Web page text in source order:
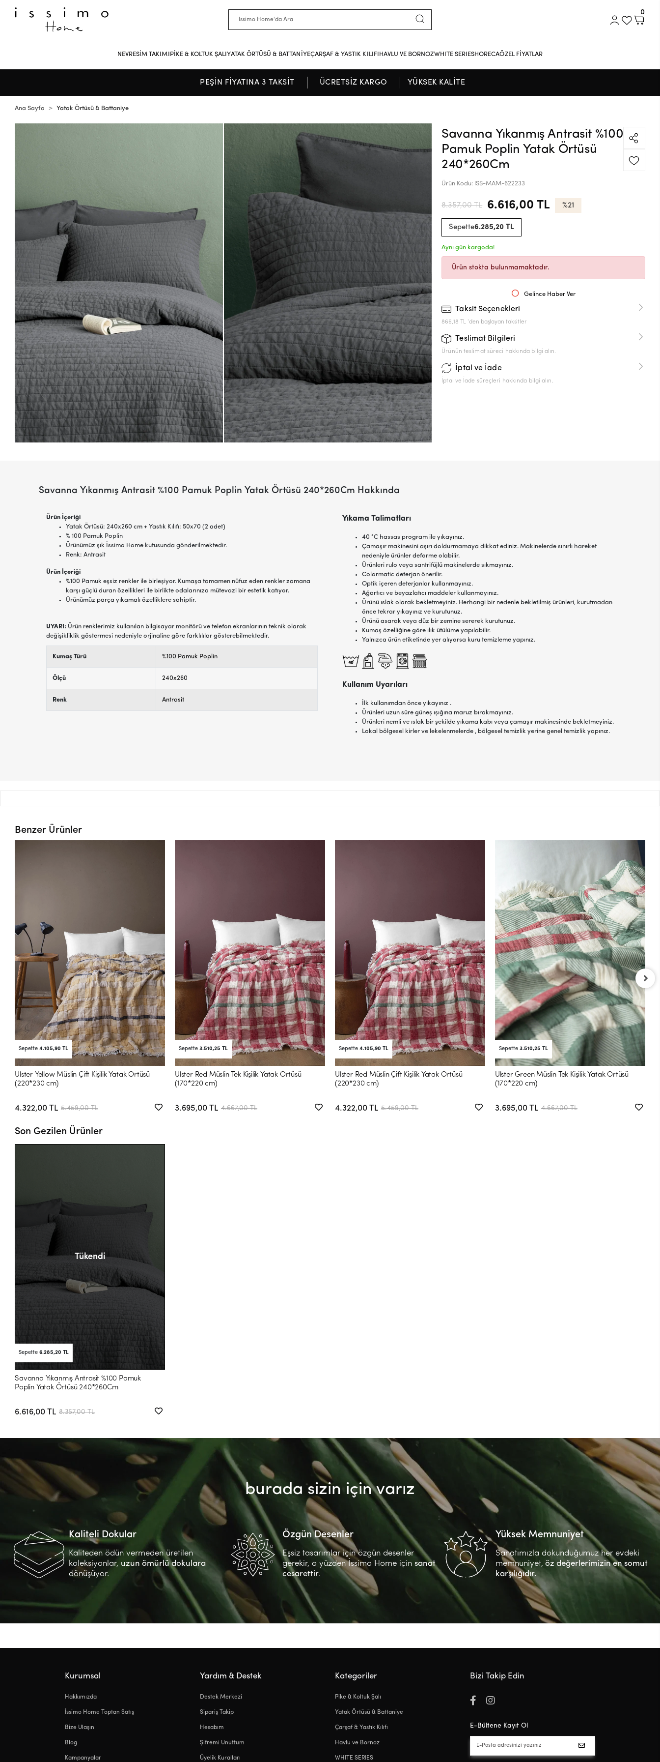
0
NEVRESİM TAKIMI PİKE & KOLTUK ŞALIYATAK ÖRTÜSÜ & BATTANİYEÇARŞAF & YASTIK KILIFI HAVLU VE BORNOZWHITE SERIESHORECAÖZEL FİYATLAR
PEŞİN FİYATINA 3 TAKSİT ÜCRETSİZ KARGO YÜKSEK KALİTE
Ana Sayfa Yatak Örtüsü & Battaniye
Savanna Yıkanmış Antrasit %100
Pamuk Poplin Yatak Örtüsü
240*260Cm
Ürün Kodu: ISS-MAM-622233
8.357,00 TL 6.616,00 TL %21
Sepette6.285,20 TL
Aynı gün kargoda!
Ürün stokta bulunmamaktadır.
Gelince Haber Ver
Taksit Seçenekleri
866,18 TL 'den başlayan taksitler
Teslimat Bilgileri
Ürünün teslimat süreci hakkında bilgi alın.
İptal ve İade
İptal ve İade süreçleri hakkında bilgi alın.
Savanna Yıkanmış Antrasit %100 Pamuk Poplin Yatak Örtüsü 240*260Cm Hakkında
Ürün İçeriği
Yatak Örtüsü: 240x260 cm + Yastık Kılıfı: 50x70 (2 adet)
% 100 Pamuk Poplin
Ürünümüz şık İssimo Home kutusunda gönderilmektedir.
Renk: Antrasit
Ürün İçeriği
%100 Pamuk eşsiz renkler ile birleşiyor. Kumaşa tamamen nüfuz eden renkler zamana
karşı güçlü duran özellikleri ile birlikte odalarınıza mütevazi bir estetik katıyor.
Ürünümüz parça yıkamalı özelliklere sahiptir.
UYARI: Ürün renklerimiz kullanılan bilgisayar monitörü ve telefon ekranlarının teknik olarak
değişikliklik göstermesi nedeniyle orjinaline göre farklılılar gösterebilmektedir.
Kumaş Türü %100 Pamuk Poplin
Ölçü 240x260
Renk Antrasit
Yıkama Talimatları
40 °C hassas program ile yıkayınız.
Çamaşır makinesini aşırı doldurmamaya dikkat ediniz. Makinelerde sınırlı hareket
nedeniyle ürünler deforme olabilir.
Ürünleri rulo veya santrifüjlü makinelerde sıkmayınız.
Colormatic deterjan önerilir.
Optik içeren deterjanlar kullanmayınız.
Ağartıcı ve beyazlatıcı maddeler kullanmayınız.
Ürünü ıslak olarak bekletmeyiniz. Herhangi bir nedenle bekletilmiş ürünleri, kurutmadan
önce tekrar yıkayınız ve kurutunuz.
Ürünü asarak veya düz bir zemine sererek kurutunuz.
Kumaş özelliğine göre ılık ütülüme yapılabilir.
Yalnızca ürün etiketinde yer alıyorsa kuru temizleme yapınız.
Kullanım Uyarıları
İlk kullanımdan önce yıkayınız .
Ürünleri uzun süre güneş ışığına maruz bırakmayınız.
Ürünleri nemli ve ıslak bir şekilde yıkama kabı veya çamaşır makinesinde bekletmeyiniz.
Lokal bölgesel kirler ve lekelenmelerde , bölgesel temizlik yerine genel temizlik yapınız.
Benzer Ürünler
Sepette4.105,90 TL
Ulster Yellow Müslin Çift Kişilik Yatak Örtüsü
(220*230 cm)
4.322,00 TL 5.459,00 TL
Sepette3.510,25 TL
Ulster Red Müslin Tek Kişilik Yatak Örtüsü
(170*220 cm)
3.695,00 TL 4.667,00 TL
Sepette 4.105,90 TL
Ulster Red Müslin Çift Kişilik Yatak Örtüsü
(220*230 cm)
4.322,00 TL 5.459,00 TL
Sepette 3.510,25 TL
Ulster Green Müslin Tek Kişilik Yatak Örtüsü
(170*220 cm)
3.695,00 TL 4.667,00 TL
Son Gezilen Ürünler
Sepette6.285,20 TL
Tükendi
Savanna Yıkanmış Antrasit %100 Pamuk
Poplin Yatak Örtüsü 240*260Cm
6.616,00 TL 8.357,00 TL
burada sizin için varız
Kaliteli Dokular
Kaliteden ödün vermeden üretilen
koleksiyonlar, uzun ömürlü dokulara
dönüşüyor.
Özgün Desenler
Eşsiz tasarımlar için özgün desenler
gerekir, o yüzden İssimo Home için sanat
cesarettir.
Yüksek Memnuniyet
Sanatımızla dokunduğumuz her evdeki
memnuniyet, öz değerlerimizin en somut
karşılığıdır.
Kurumsal
Hakkımızda
İssimo Home Toptan Satış
Bize Ulaşın
Blog
Kampanyalar
Yardım & Destek
Destek Merkezi
Sipariş Takip
Hesabım
Şifremi Unuttum
Üyelik Kuralları
Kategoriler
Pike & Koltuk Şalı
Yatak Örtüsü & Battaniye
Çarşaf & Yastık Kılıfı
Havlu ve Bornoz
WHITE SERIES
Bizi Takip Edin
E-Bültene Kayıt Ol